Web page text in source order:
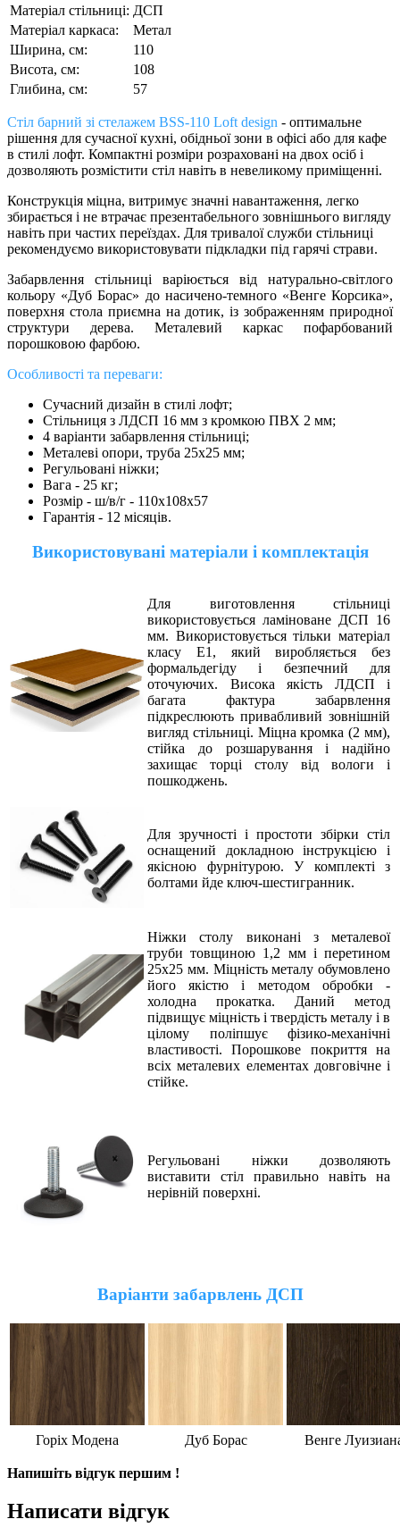
Матеріал стільниці: ДСП
Матеріал каркаса:
Метал
Ширина, см:
110
Висота, см:
108
Глибина, см:
57
Стіл барний зі стелажем BSS-110 Loft design - оптимальне
рішення для сучасної кухні, обідньої зони в офісі або для кафе
в стилі лофт. Компактні розміри розраховані на двох осіб і
дозволяють розмістити стіл навіть в невеликому приміщенні.
Конструкція міцна, витримує значні навантаження, легко
збирається і не втрачає презентабельного зовнішнього вигляду
навіть при частих переїздах. Для тривалої служби стільниці
рекомендуємо використовувати підкладки під гарячі страви.
Забарвлення стільниці варіюється від натурально-світлого
кольору «Дуб Борас» до насичено-темного «Венге Корсика»,
поверхня стола приємна на дотик, із зображенням природної
структури дерева. Металевий каркас пофарбований
порошковою фарбою.
Особливості та переваги:
Сучасний дизайн в стилі лофт;
Стільниця з ЛДСП 16 мм з кромкою ПВХ 2 мм;
4 варіанти забарвлення стільниці;
Металеві опори, труба 25х25 мм;
Регульовані ніжки;
Вага - 25 кг;
Розмір - ш/в/г - 110х108х57
Гарантія - 12 місяців.
Використовувані матеріали і комплектація
Для виготовлення стільниці
використовується ламіноване ДСП 16
мм. Використовується тільки матеріал
класу Е1, який виробляється без
формальдегіду і безпечний для
оточуючих. Висока якість ЛДСП і
багата фактура забарвлення
підкреслюють привабливий зовнішній
вигляд стільниці. Міцна кромка (2 мм),
стійка до розшарування і надійно
захищає торці столу від вологи і
пошкоджень.
Для зручності і простоти збірки стіл
оснащений докладною інструкцією і
якісною фурнітурою. У комплекті з
болтами йде ключ-шестигранник.
Ніжки столу виконані з металевої
труби товщиною 1,2 мм і перетином
25х25 мм. Міцність металу обумовлено
його якістю і методом обробки -
холодна прокатка. Даний метод
підвищує міцність і твердість металу і в
цілому поліпшує фізико-механічні
властивості. Порошкове покриття на
всіх металевих елементах довговічне і
стійке.
Регульовані ніжки дозволяють
виставити стіл правильно навіть на
нерівній поверхні.
Варіанти забарвлень ДСП
Горіх Модена Дуб Борас Венге
Напишіть відгук першим !
Написати відгук